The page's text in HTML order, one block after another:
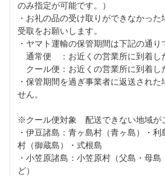
のみ指定が可能です。）
・お礼の品の受け取りができなかっ
受取をお願いします。
・ヤマト運輸の保管期間は下記の通り
通常便 ：お近くの営業所に到着し
クール便：お近くの営業所に到着し
・保管期間を過ぎ事業者に返送された
せん。
※クール便対象 配送できない地域が
・伊豆諸島：青ヶ島村（青ヶ島）・
村（御蔵島）・式根島
・小笠原諸島：小笠原村（父島・母
ど）